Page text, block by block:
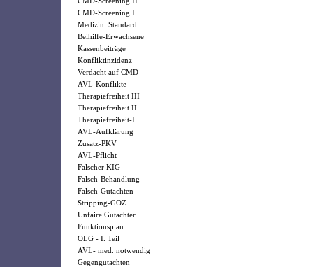
CMD-Screening I
Medizin. Standard
Beihilfe-Erwachsene
Kassenbeiträge
Konfliktinzidenz
Verdacht auf CMD
AVL-Konflikte
Therapiefreiheit III
Therapiefreiheit II
Therapiefreiheit-I
AVL-Aufklärung
Zusatz-PKV
AVL-Pflicht
Falscher KIG
Falsch-Behandlung
Falsch-Gutachten
Stripping-GOZ
Unfaire Gutachter
Funktionsplan
OLG - I. Teil
AVL- med. notwendig
Gegengutachten